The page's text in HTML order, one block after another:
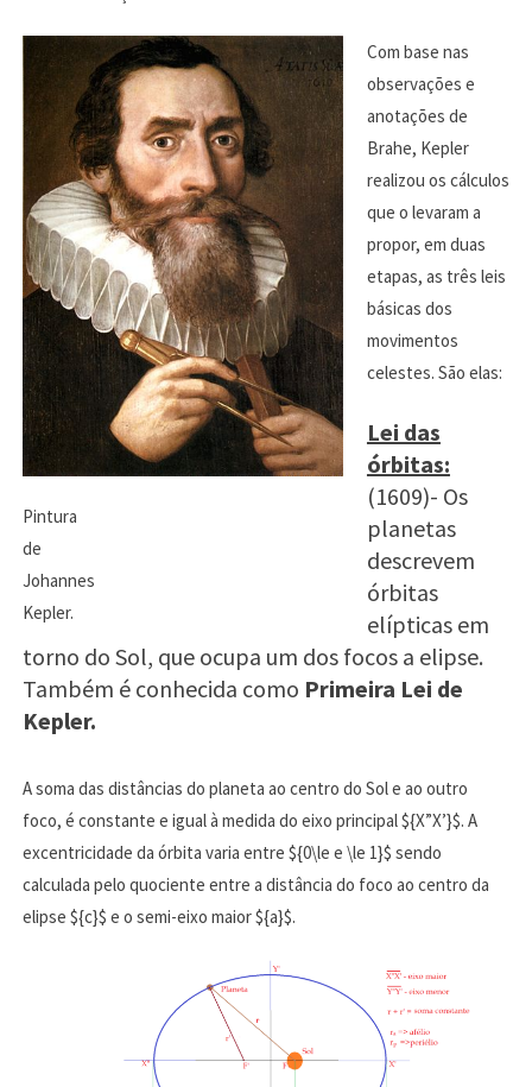
Pintura
de
Johannes
Kepler.
Com base nas
observações e
anotações de
Brahe, Kepler
realizou os cálculos
que o levaram a
propor, em duas
etapas, as três leis
básicas dos
movimentos
celestes. São elas:
Lei das
órbitas:
(1609)- Os
planetas
descrevem
órbitas
elípticas em
torno do Sol, que ocupa um dos focos a elipse.
Também é conhecida como Primeira Lei de
Kepler.
A soma das distâncias do planeta ao centro do Sol e ao outro
foco, é constante e igual à medida do eixo principal ${X”X’}$. A
excentricidade da órbita varia entre ${0\le e \le 1}$ sendo
calculada pelo quociente entre a distância do foco ao centro da
elipse ${c}$ e o semi-eixo maior ${a}$.